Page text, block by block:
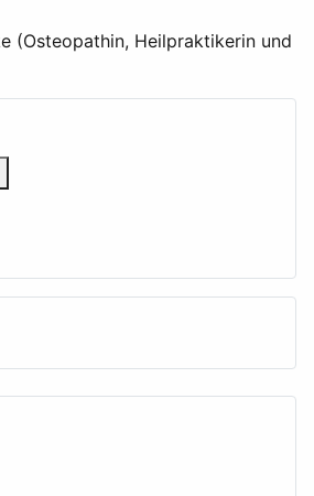
(Osteopathin, Heilpraktikerin und